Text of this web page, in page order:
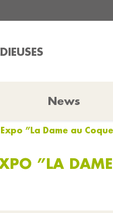
News
”La Dame au
”LA